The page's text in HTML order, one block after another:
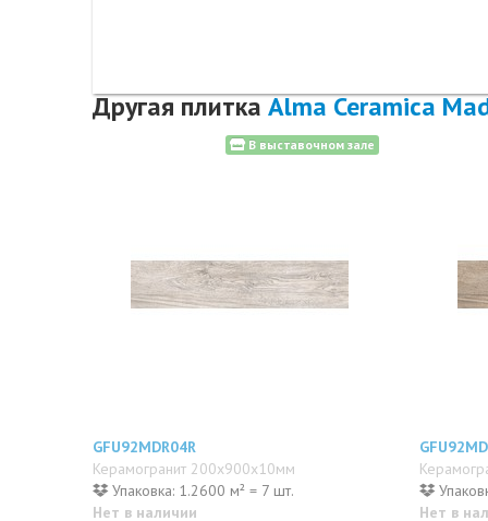
Другая плиткаAlma Ceramica
В выставочном зале
GFU92MDR04R
Керамогранит 200x900x10мм
Упаковка: 1.2600 м² = 7 шт.
Нет в наличии
Нет в